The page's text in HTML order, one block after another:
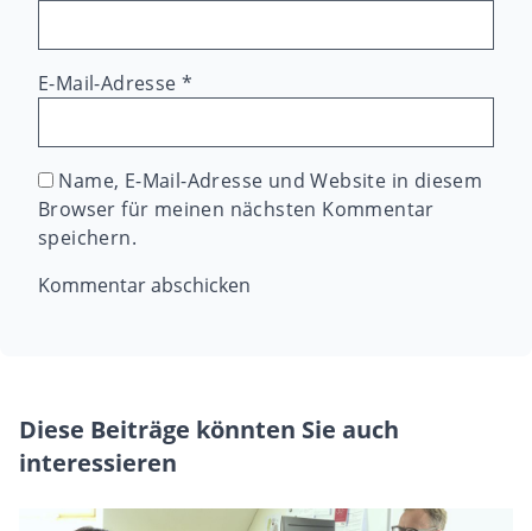
E-Mail-Adresse*
Name, E-Mail-Adresse und Website in diesem
Browser für meinen nächsten Kommentar
speichern.
Diese Beiträge könnten Sie auch
interessieren